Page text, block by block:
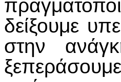
δείξουμε
στην